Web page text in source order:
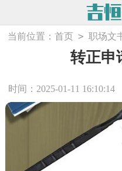
当前位置：首页 > 职场文
转正申
时间：2025-01-11 16:10:14